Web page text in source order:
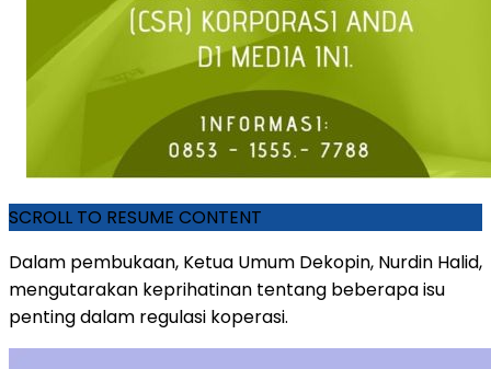
SCROLL TO RESUME CONTENT
Dalam pembukaan, Ketua Umum Dekopin, Nurdin Halid,
mengutarakan keprihatinan tentang beberapa isu
penting dalam regulasi koperasi.